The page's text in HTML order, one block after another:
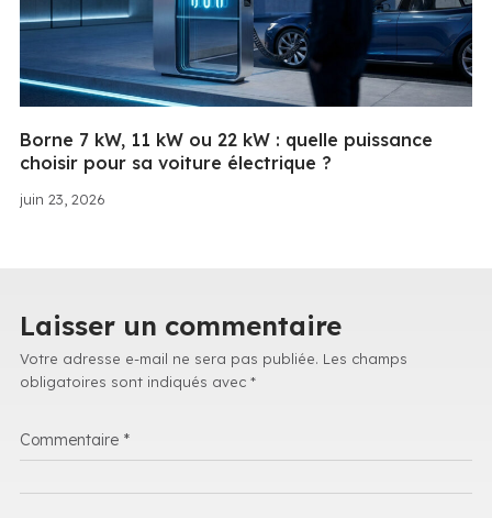
juin 23, 2026
Borne 7 kW, 11 kW ou 22 kW : quelle puissance
choisir pour sa voiture électrique ?
Laisser un commentaire
Votre adresse e-mail ne sera pas publiée. Les champs
obligatoires sont indiqués avec *
Commentaire *